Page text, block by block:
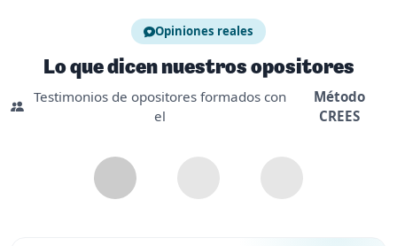
Opiniones reales
Lo que dicen nuestros opositores
Testimonios de opositores formados con
el
Método
CREES